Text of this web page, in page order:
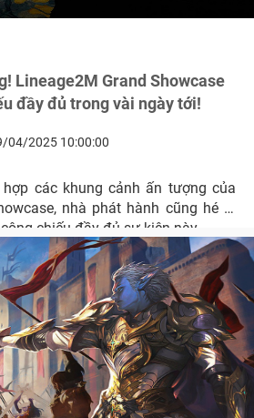
Lineage2M Grand Showcase
đầy đủ trong vài ngày tới!
04/2025 10:00:00
các khung cảnh ấn tượng của
nhà phát hành cũng hé lộ
chiếu đầy đủ sự kiện này.